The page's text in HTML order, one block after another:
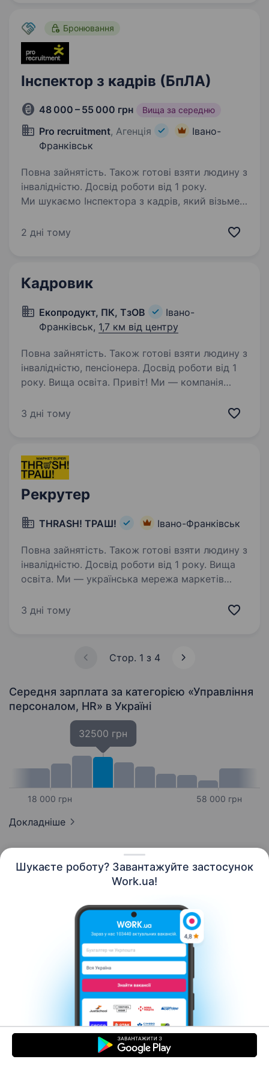
Шукаєте роботу? Завантажуйте застосунок
Work.ua!
Бронювання
Інспектор з кадрів (БпЛА)
48 000 – 55 000 грн Вища за середню
Pro recruitment, Агенція
Івано-
Франківськ
Повна зайнятість. Також готові взяти людину з
інвалідністю. Досвід роботи від 1 року.
Ми шукаємо Інспектора з кадрів, який візьме
адміністрування нашої команди. Ваша роль —
2 дні тому
Кадровик
Екопродукт, ПК, ТзОВ
Івано-
Франківськ, 1,7 км від центру
Повна зайнятість. Також готові взяти людину з
інвалідністю, пенсіонера. Досвід роботи від 1
року. Вища освіта. Привіт! Ми — компанія
відомих в Україні виробників чаю з трав,
та корисні продукти під…
3 дні тому
Рекрутер
THRASH! ТРАШ! Івано-Франківськ
Повна зайнятість. Також готові взяти людину з
інвалідністю. Досвід роботи від 1 року. Вища
освіта. Ми — українська мережа маркетів
Fozzy Group. Активно зростаємо та шукаємо
3 дні тому
Стор. 1 з 4
Середня зарплата за категорією «Управління
персоналом, HR» в Україні
18 000 грн
32500 грн
58 000 грн
Докладніше
Контакти Про нас
Кар’єра
Допомога Умови використання